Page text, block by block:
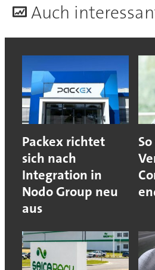
Auch
Packex richtet
sich nach
Integration in
Nodo Group neu
aus